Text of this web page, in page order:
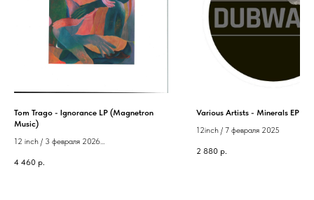
Tom Trago - Ignorance LP (Magnetron
Music)
12 inch / 3 февраля 2026
4 460 р.
Various Artists - Minerals EP
12inch / 7 февраля 2025
2 880 р.